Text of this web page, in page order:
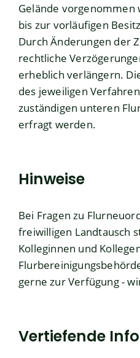
Gelände vorgenommen
bis zur vorläufigen
Durch Änderungen der
rechtliche
erheblich verlängern.
des jeweiligen
zuständigen unteren
erfragt werden.
Hinweise
Bei Fragen zu
freiwilligen Landtausch
Kolleginnen und
gerne zur Verfügung -
Vertiefende